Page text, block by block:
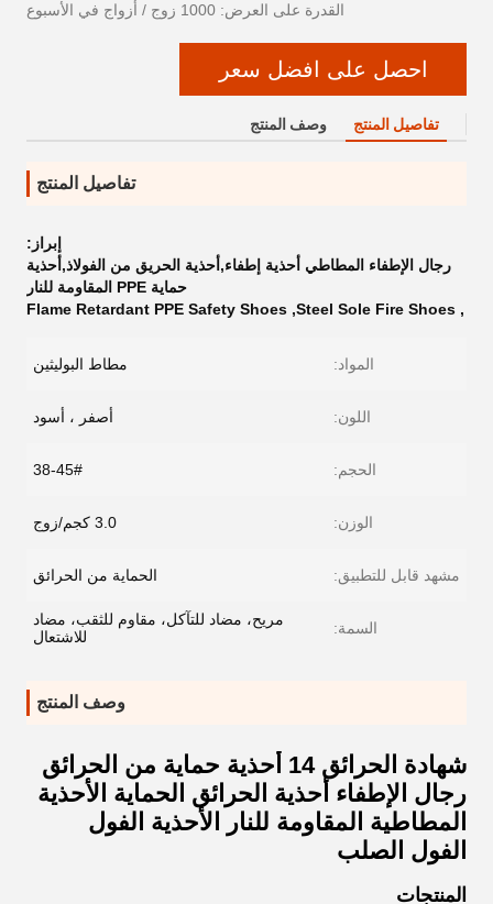
القدرة على العرض: 1000 زوج / أزواج في الأسبوع
احصل على افضل سعر
تفاصيل المنتج وصف المنتج
تفاصيل المنتج
إبراز:
رجال الإطفاء المطاطي أحذية إطفاء,أحذية الحريق من الفولاذ,أحذية
حماية PPE المقاومة للنار
,
Steel Sole Fire Shoes
,
Flame Retardant PPE Safety Shoes
المواد: مطاط البوليثين
اللون: أصفر ، أسود
الحجم: 38-45#
الوزن: 3.0 كجم/زوج
مشهد قابل للتطبيق: الحماية من الحرائق
السمة:
مريح، مضاد للتآكل، مقاوم للثقب، مضاد
للاشتعال
وصف المنتج
شهادة الحرائق 14 أحذية حماية من الحرائق
رجال الإطفاء أحذية الحرائق الحماية الأحذية
المطاطية المقاومة للنار الأحذية الفول
الفول الصلب
المنتجات